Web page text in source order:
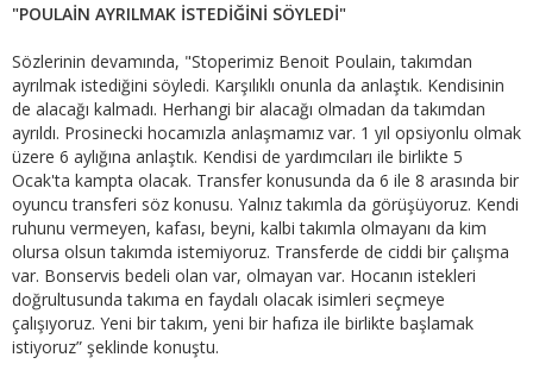
"POULAİN AYRILMAK İSTEDİĞİNİ SÖYLEDİ"
Sözlerinin devamında, "Stoperimiz Benoit Poulain, takımdan
ayrılmak istediğini söyledi. Karşılıklı onunla da anlaştık. Kendisinin
de alacağı kalmadı. Herhangi bir alacağı olmadan da takımdan
ayrıldı. Prosinecki hocamızla anlaşmamız var. 1 yıl opsiyonlu olmak
üzere 6 aylığına anlaştık. Kendisi de yardımcıları ile birlikte 5
Ocak'ta kampta olacak. Transfer konusunda da 6 ile 8 arasında bir
oyuncu transferi söz konusu. Yalnız takımla da görüşüyoruz. Kendi
ruhunu vermeyen, kafası, beyni, kalbi takımla olmayanı da kim
olursa olsun takımda istemiyoruz. Transferde de ciddi bir çalışma
var. Bonservis bedeli olan var, olmayan var. Hocanın istekleri
doğrultusunda takıma en faydalı olacak isimleri seçmeye
çalışıyoruz. Yeni bir takım, yeni bir hafıza ile birlikte başlamak
istiyoruz” şeklinde konuştu.